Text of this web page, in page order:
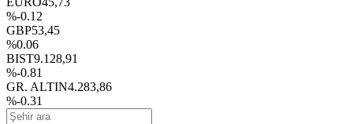
%-0.12
GBP53,45
%0.06
BIST9.128,91
%-0.81
GR. ALTIN4.283,86
%-0.31